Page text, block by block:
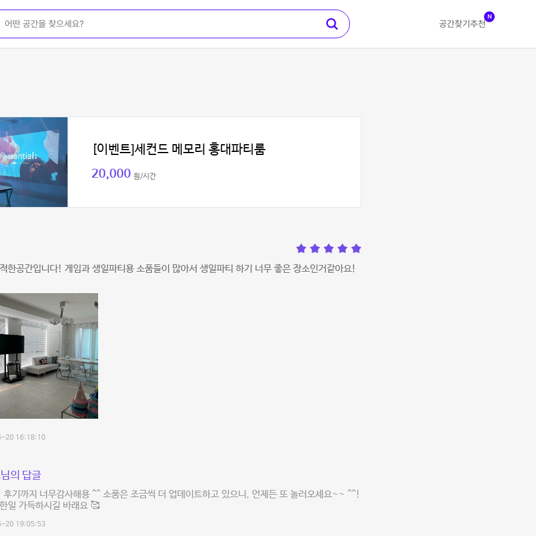
공간찾기 추천
N
[이벤트]세컨드 메모리 홍대파티룸
20,000 원/시간
한공간입니다! 게임과 생일파티용 소품들이 많아서 생일파티 하기 너무 좋은 장소인거같아요!
20 16:18:10
의 답글
기까지 너무감사해용 ^^ 소품은 조금씩 더 업데이트하고 있으니, 언제든 또 놀러오세요~~ ^^!
일 가득하시길 바래요 🥰
20 19:05:53